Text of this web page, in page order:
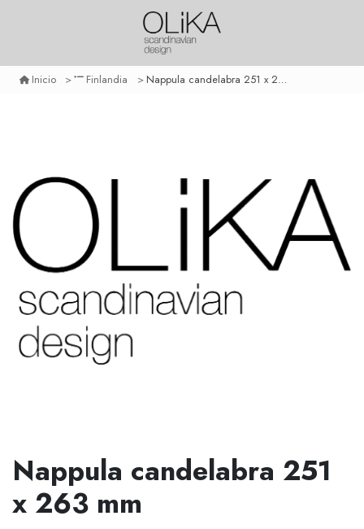
Inicio Finlandia Nappula candelabra 251 x 263 mm
Nappula candelabra 251
x 263 mm